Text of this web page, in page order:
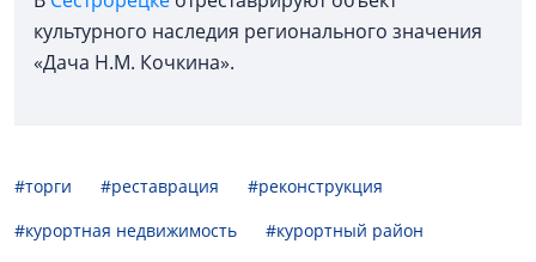
культурного наследия регионального значения
«Дача Н.М. Кочкина».
#торги #реставрация
#реконструкция
#курортная недвижимость
#курортный район